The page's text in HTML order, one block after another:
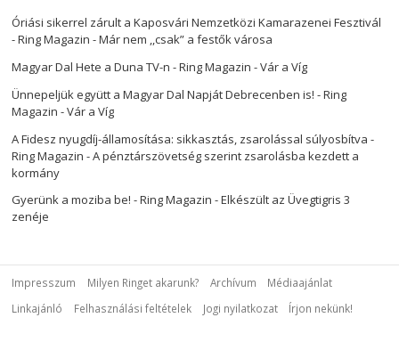
Óriási sikerrel zárult a Kaposvári Nemzetközi Kamarazenei Fesztivál
- Ring Magazin -Már nem ,,csak” a festők városa
Magyar Dal Hete a Duna TV-n - Ring Magazin -Vár a Víg
Ünnepeljük együtt a Magyar Dal Napját Debrecenben is! - Ring
Magazin -Vár a Víg
A Fidesz nyugdíj-államosítása: sikkasztás, zsarolással súlyosbítva -
Ring Magazin -A pénztárszövetség szerint zsarolásba kezdett a
kormány
Gyerünk a moziba be! - Ring Magazin -Elkészült az Üvegtigris 3
zenéje
Impresszum Milyen Ringet akarunk? Archívum
Médiaajánlat
Linkajánló
Felhasználási feltételek Jogi nyilatkozat Írjon nekünk!